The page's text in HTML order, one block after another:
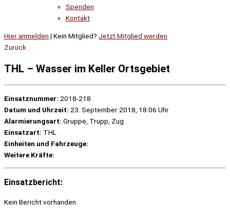
Spenden
Kontakt
Hier anmelden | Kein Mitglied? Jetzt Mitglied werden
Zurück
THL – Wasser im Keller Ortsgebiet
Einsatznummer: 2018-218
Datum und Uhrzeit: 23. September 2018, 18:06 Uhr
Alarmierungsart: Gruppe, Trupp, Zug
Einsatzart: THL
Einheiten und Fahrzeuge:
Weitere Kräfte:
Einsatzbericht:
Kein Bericht vorhanden.